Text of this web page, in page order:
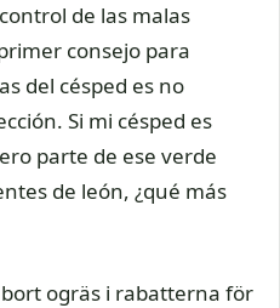
de las malas
consejo para
del césped es no
Si mi césped es
parte de ese verde
de león, ¿qué más
ogräs i rabatterna för